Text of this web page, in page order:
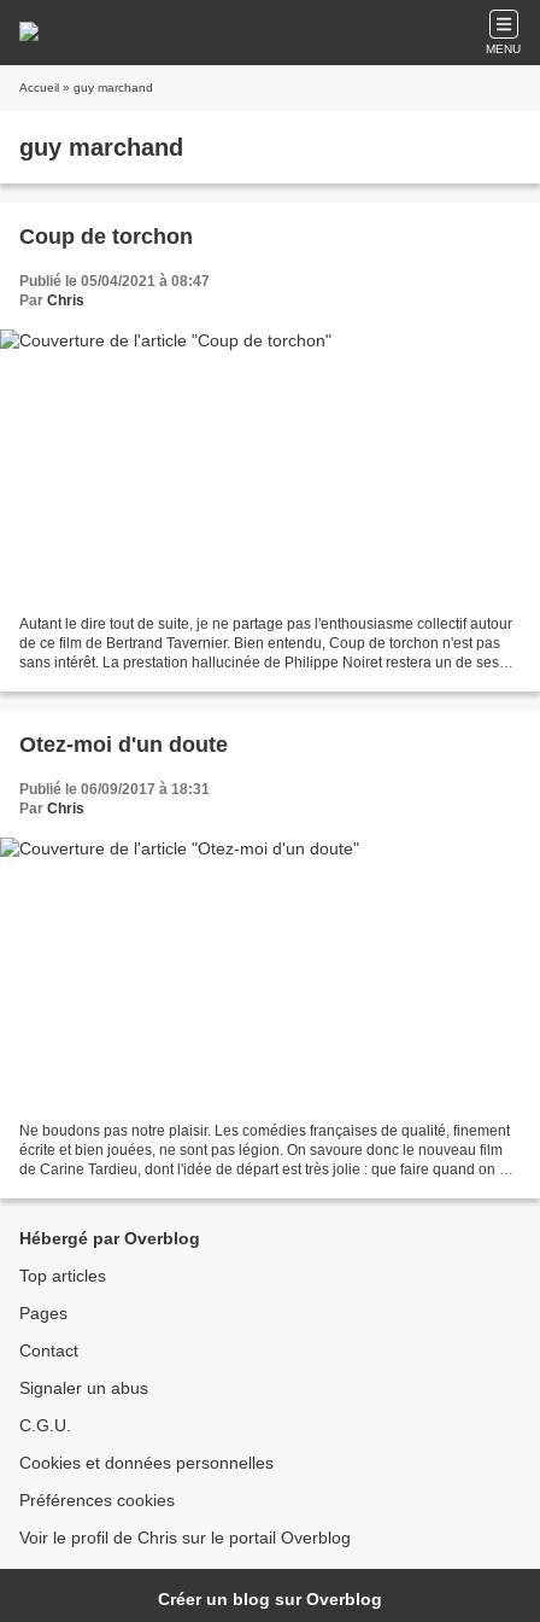
MENU
Accueil » guy marchand
guy marchand
Coup de torchon
Publié le 05/04/2021 à 08:47
Par Chris
Autant le dire tout de suite, je ne partage pas l'enthousiasme collectif autour
de ce film de Bertrand Tavernier. Bien entendu, Coup de torchon n'est pas
sans intérêt. La prestation hallucinée de Philippe Noiret restera un de ses
Otez-moi d'un doute
Publié le 06/09/2017 à 18:31
Par Chris
Ne boudons pas notre plaisir. Les comédies françaises de qualité, finement
écrite et bien jouées, ne sont pas légion. On savoure donc le nouveau film
de Carine Tardieu, dont l'idée de départ est très jolie : que faire quand on est
Hébergé par Overblog
Top articles
Pages
Contact
Signaler un abus
C.G.U.
Cookies et données personnelles
Préférences cookies
Voir le profil de Chris sur le portail Overblog
Créer un blog sur Overblog